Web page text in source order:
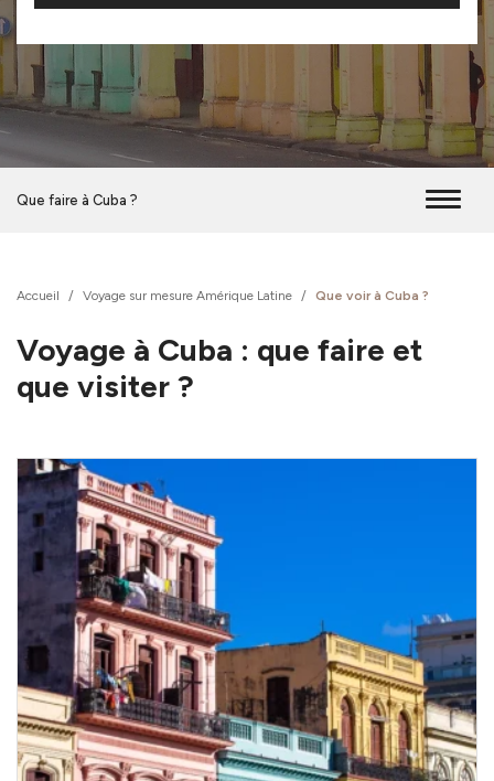
Que faire à Cuba ?
Accueil / Voyage sur mesure Amérique Latine / Que voir à Cuba ?
Voyage à Cuba : que faire et
que visiter ?